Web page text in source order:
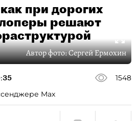
при дорогих
решают
Автор фото:Сергей Ермохин
1548
Max